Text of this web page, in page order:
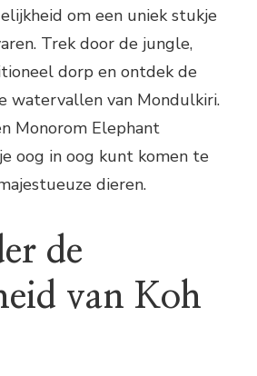
om een uniek stukje
Trek door de jungle,
dorp en ontdek de
watervallen van Mondulkiri.
Monorom Elephant
oog in oog kunt komen te
dieren.
de
van Koh